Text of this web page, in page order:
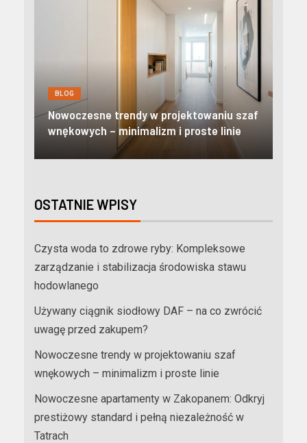
Nowoczesne apartamenty w Zakopanem:
Odkryj prestiżowy standard i pełną
niezależność w Tatrach
OSTATNIE WPISY
Czysta woda to zdrowe ryby: Kompleksowe
zarządzanie i stabilizacja środowiska stawu
hodowlanego
Używany ciągnik siodłowy DAF – na co zwrócić
uwagę przed zakupem?
Nowoczesne trendy w projektowaniu szaf
wnękowych – minimalizm i proste linie
Nowoczesne apartamenty w Zakopanem: Odkryj
prestiżowy standard i pełną niezależność w
Tatrach